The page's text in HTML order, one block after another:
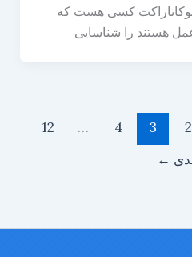
کسی هست که
هستند را شناسایی
2
3
4
…
12
←